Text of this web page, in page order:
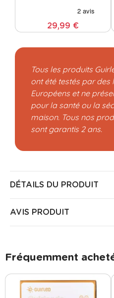
29,99 €
Tous les produits
ont été testés par des
Européens et ne
pour la santé ou la
maison. Tous nos
sont garantis 2 ans.
DÉTAILS DU PRODUIT
AVIS PRODUIT
Fréquemment